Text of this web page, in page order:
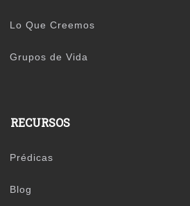
Lo Que Creemos
Grupos de Vida
RECURSOS
Prédicas
Blog